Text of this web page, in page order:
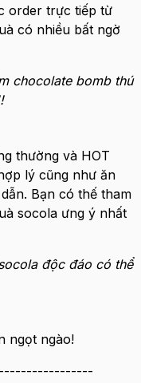
order trực tiếp từ
có nhiều bất ngờ
chocolate bomb thú
thường và HOT
lý cũng như ăn
Bạn có thế tham
socola ưng ý nhất
độc đáo có thể
ngọt ngào!